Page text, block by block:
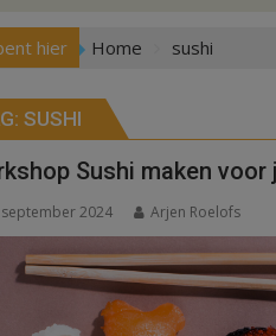
hier Home sushi
SUSHI
Sushi maken
2024 Arjen Roelofs